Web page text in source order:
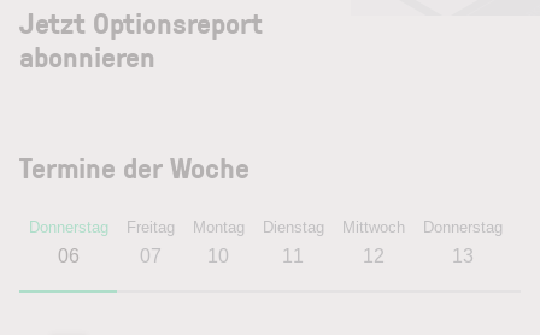
Jetzt Optionsreport
abonnieren
Termine der Woche
Donnerstag
06
Freitag
07
Montag
10
Dienstag
11
Mittwoch
12
Donnerstag
13